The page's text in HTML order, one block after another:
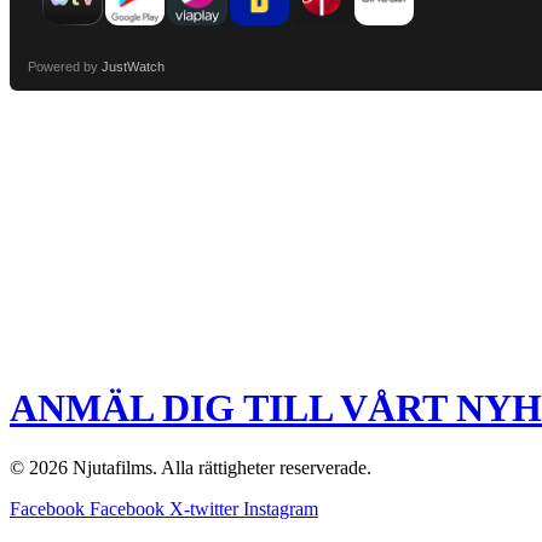
Powered by JustWatch
ANMÄL DIG TILL VÅRT
© 2026 Njutafilms. Alla rättigheter reserverade.
Facebook Facebook X-twitter Instagram